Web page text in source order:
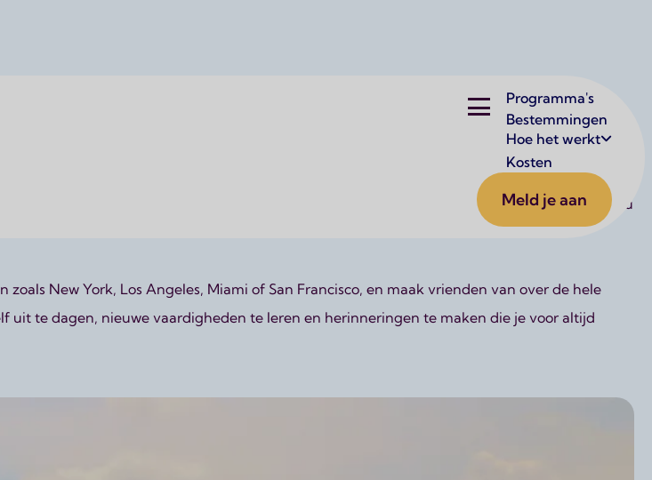
Hoofdnavigatie
Programma's
Bestemmingen
Hoe het werkt
Kosten
Meld je aan
Engels wilt verbeteren tijdens een taalreis, of een studieprogramma volgt, AtSkool helpt jou
New York, Los Angeles, Miami of San Francisco, en maak vrienden van over de hele
te dagen, nieuwe vaardigheden te leren en herinneringen te maken die je voor altijd